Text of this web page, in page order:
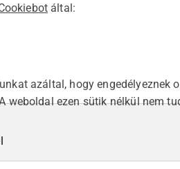
által:
azáltal, hogy
weboldal ezen sütik nélkül nem